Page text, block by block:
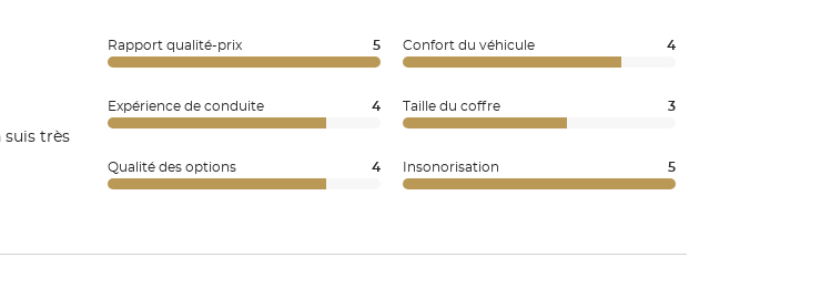
suis très
Rapport qualité-prix 5 Confort du véhicule 4
Expérience de conduite 4 Taille du coffre 3
Qualité des options 4 Insonorisation 5